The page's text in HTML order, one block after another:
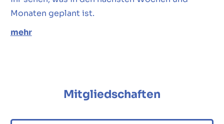
Monaten geplant ist.
mehr
Mitgliedschaften